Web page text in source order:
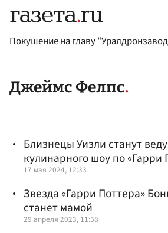
Покушение на главу
Джеймс Фелпс
Близнецы Уизли станут
кулинарного шоу по «Гарри
17 мая 2024, 12:33
Звезда «Гарри Поттера»
станет мамой
29 апреля 2023, 11:58